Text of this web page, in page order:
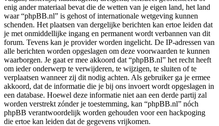
enig ander materiaal bevat die de wetten van je eigen land, het land
waar “phpBB.nl” is gehost of internationale wetgeving kunnen
schenden. Het plaatsen van dergelijke berichten kan ertoe leiden dat
je met onmiddellijke ingang en permanent wordt verbannen van dit
forum. Tevens kan je provider worden ingelicht. De IP-adressen van
alle berichten worden opgeslagen om deze voorwaarden te kunnen
waarborgen. Je gaat er mee akkoord dat “phpBB.nl” het recht heeft
om ieder onderwerp te verwijderen, te wijzigen, te sluiten of te
verplaatsen wanneer zij dit nodig achten. Als gebruiker ga je ermee
akkoord, dat de informatie die je bij ons invoert wordt opgeslagen in
een database. Hoewel deze informatie niet aan een derde partij zal
worden verstrekt zónder je toestemming, kan “phpBB.nl” nóch
phpBB verantwoordelijk worden gehouden voor een hackpoging
die ertoe kan leiden dat de gegevens vrijkomen.